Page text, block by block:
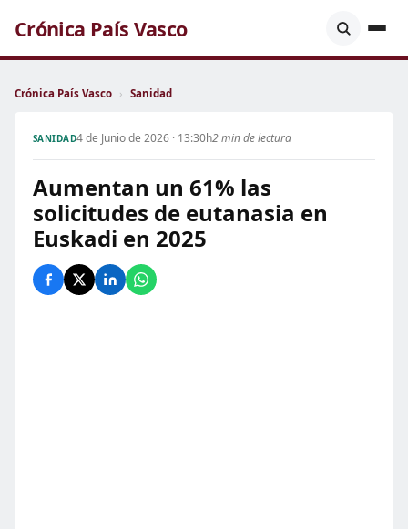
Crónica País Vasco
Crónica País Vasco › Sanidad
SANIDAD4 de Junio de 2026 · 13:30h2 min de lectura
Aumentan un 61% las
solicitudes de eutanasia en
Euskadi en 2025